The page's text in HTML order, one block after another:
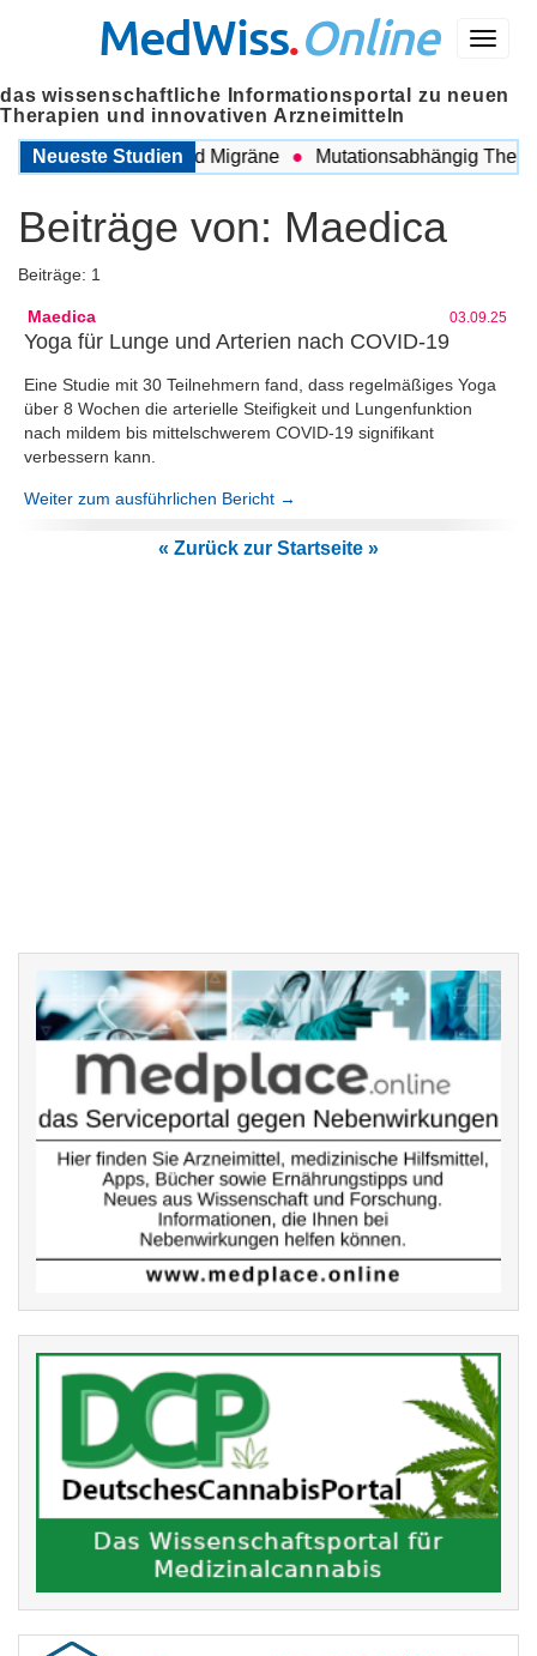
Menü
MedWiss.Online
das wissenschaftliche Informationsportal zu neuen
Therapien und innovativen Arzneimitteln
Neueste Studien
zwischen COPD und Migräne Mutationsabhängig
Beiträge von: Maedica
Beiträge: 1
Maedica 03.09.25
Yoga für Lunge und Arterien nach COVID-19
Eine Studie mit 30 Teilnehmern fand, dass regelmäßiges Yoga
über 8 Wochen die arterielle Steifigkeit und Lungenfunktion
nach mildem bis mittelschwerem COVID-19 signifikant
verbessern kann.
Weiter zum ausführlichen Bericht →
« Zurück zur Startseite »